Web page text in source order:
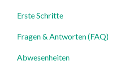
Erste Schritte
Für Admins
Für Mitarbeiter
Fragen & Antworten (FAQ)
Login, Account & Sicherheit
Abwesenheiten